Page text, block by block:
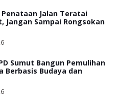
Jalan Teratai
Jangan Sampai Rongsokan
Sumut Bangun Pemulihan
Berbasis Budaya dan